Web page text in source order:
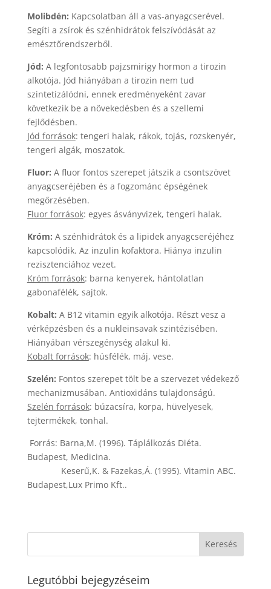
Molibdén: Kapcsolatban áll a vas-anyagcserével.
Segíti a zsírok és szénhidrátok felszívódását az
emésztőrendszerből.
Jód: A legfontosabb pajzsmirigy hormon a tirozin
alkotója. Jód hiányában a tirozin nem tud
szintetizálódni, ennek eredményeként zavar
következik be a növekedésben és a szellemi
fejlődésben.
Jód források: tengeri halak, rákok, tojás, rozskenyér,
tengeri algák, moszatok.
Fluor: A fluor fontos szerepet játszik a csontszövet
anyagcseréjében és a fogzománc épségének
megőrzésében.
Fluor források: egyes ásványvizek, tengeri halak.
Króm: A szénhidrátok és a lipidek anyagcseréjéhez
kapcsolódik. Az inzulin kofaktora. Hiánya inzulin
rezisztenciához vezet.
Króm források: barna kenyerek, hántolatlan
gabonafélék, sajtok.
Kobalt: A B12 vitamin egyik alkotója. Részt vesz a
vérképzésben és a nukleinsavak szintézisében.
Hiányában vérszegénység alakul ki.
Kobalt források: húsfélék, máj, vese.
Szelén: Fontos szerepet tölt be a szervezet védekező
mechanizmusában. Antioxidáns tulajdonságú.
Szelén források: búzacsíra, korpa, hüvelyesek,
tejtermékek, tonhal.
Forrás: Barna,M. (1996). Táplálkozás Diéta.
Budapest, Medicina.
Keserű,K. & Fazekas,Á. (1995). Vitamin ABC.
Budapest,Lux Primo Kft..
Legutóbbi bejegyzéseim